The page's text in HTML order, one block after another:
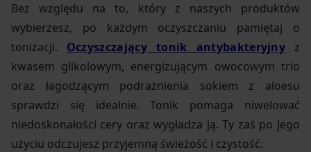
Bez względu na to, który z naszych produktów
wybierzesz, po każdym oczyszczaniu pamiętaj o
tonizacji. Oczyszczający tonik antybakteryjny z
kwasem glikolowym, energizującym owocowym trio
oraz łagodzącym podrażnienia sokiem z aloesu
sprawdzi się idealnie. Tonik pomaga niwelować
niedoskonałości cery oraz wygładza ją. Ty zaś po jego
użyciu odczujesz przyjemną świeżość i czystość.